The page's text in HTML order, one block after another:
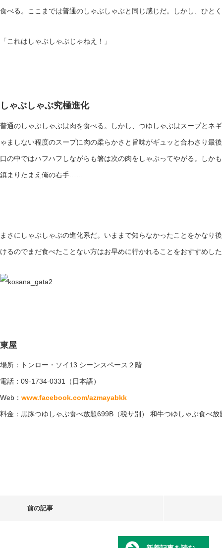
食べる。ここまでは普通のしゃぶしゃぶと同じ感じだ。しかし、ひ
「これはしゃぶしゃぶじゃねえ！」
しゃぶしゃぶ究極進化
普通のしゃぶしゃぶは肉を食べる。しかし、つゆしゃぶはスープとネ
ゃましない程度のスープに肉の柔らかさと旨味がギュッと合わさり最
口の中ではハフハフしながらも箸は次の肉をしゃぶってやがる。しか
鎮まりたまえ俺の右手……
まさにしゃぶしゃぶの進化系だ。いままで知らなかったことをかなり
けるのでまだ食べたことない方はお早めに行かれることをおすすめし
東屋
場所：トンロー・ソイ13 シーンスペース２階
電話：09-1734-0331（日本語）
Web： www.facebook.com/azmayabkk
料金：黒豚つゆしゃぶ食べ放題699B（税サ別） 和牛つゆしゃぶ食べ
前の記事